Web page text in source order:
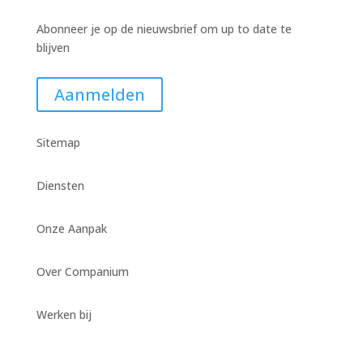
Abonneer je op de nieuwsbrief om up to date te
blijven
Aanmelden
Sitemap
Diensten
Onze Aanpak
Over Companium
Werken bij